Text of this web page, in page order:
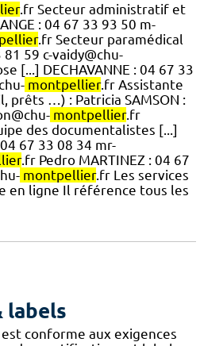
.fr Secteur administratif et
: 04 67 33 93 50 m-
.fr Secteur paramédical
81 59 c-vaidy@chu-
[...] DECHAVANNE : 04 67 33
montpellier.fr Assistante
prêts …) : Patricia SAMSON :
montpellier.fr
des documentalistes [...]
67 33 08 34 mr-
.fr Pedro MARTINEZ : 04 67
montpellier.fr Les services
en ligne Il référence tous les
labels
est conforme aux exigences